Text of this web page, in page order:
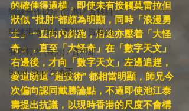
騎練合作成績 (香港) / 資料組
騎練場地數據 (香港) / 資料組
賽事報名 (香港) / 資料組
Saudi Cup 沙地盃
的確伸得過横，即使未有接觸莫雷拉但
狀似 “批肘”都頗為明顯，同時「浪漫勇
士」一直向內斜跑，沿途亦壓着「大怪
奇」，直至「大怪奇」在「數字天文」
右邊後，才向「數字天文」左邊追趕，
麥道朗這 “超技術” 都相當明顯，師兄今
次偏向認同戴勝論點，不過即使池江泰
壽提出抗議，以現時香港的尺度不會構